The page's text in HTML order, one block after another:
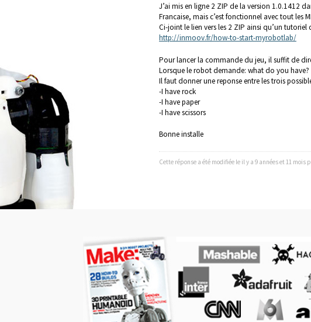
J’ai mis en ligne 2 ZIP de la version 1.0.1412
Francaise, mais c’est fonctionnel avec tout les
Ci-joint le lien vers les 2 ZIP ainsi qu’un tutoriel
http://inmoov.fr/how-to-start-myrobotlab/
Pour lancer la commande du jeu, il suffit de
Lorsque le robot demande: what do you have?
Il faut donner une reponse entre les trois
-I have rock
-I have paper
-I have scissors
Bonne installe
Cette réponse a été modifiée le il y a 9 années et 11 mois